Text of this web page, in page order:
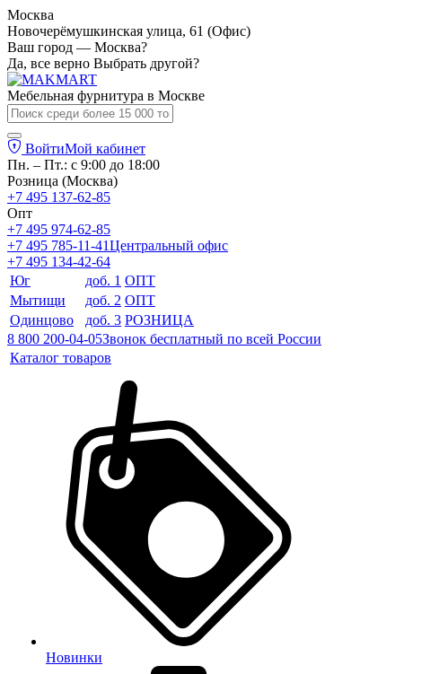
Москва
Новочерёмушкинская улица, 61 (Офис)
Ваш город — Москва?
Да, все верно Выбрать другой?
Мебельная фурнитура в Москве
ВойтиМой кабинет
Пн. – Пт.: с 9:00 до 18:00
Розница (Москва)
+7 495 137-62-85
Опт
+7 495 974-62-85
+7 495 785-11-41Центральный офис
+7 495 134-42-64
Юг
доб. 1 ОПТ
Мытищи
доб. 2 ОПТ
Одинцово
доб. 3 РОЗНИЦА
8 800 200-04-05Звонок бесплатный по всей России
Каталог товаров
Новинки